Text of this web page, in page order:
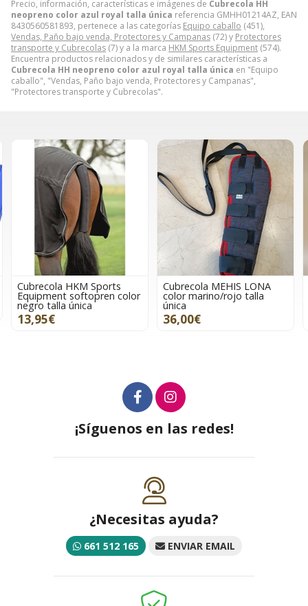
Precio, información, características e imágenes de Cubrecola HH
neopreno color azul royal talla única referencia GMHH01214AZ, EAN
8430560581893, pertenece a las categorías Equipo caballo (451),
Vendas, Paño bajo venda, Protectores y Campanas (72) y Protectores
transporte y Cubrecolas (7) y a la marca HKM Sports Equipment (574).
Encuentra productos relacionados y de similares características a
Cubrecola HH neopreno color azul royal talla única en "Equipo
caballo", "Vendas, Paño bajo venda, Protectores y Campanas",
"Protectores transporte y Cubrecolas".
Cubrecola MEHIS LONA
color marino/rojo talla
única
36,00€
Cubrecola PROFESSIONAL
´S CHOICE neopreno color
negro
32,00€
¡Síguenos en las redes!
¿Necesitas ayuda?
661 512 165 ENVIAR EMAIL